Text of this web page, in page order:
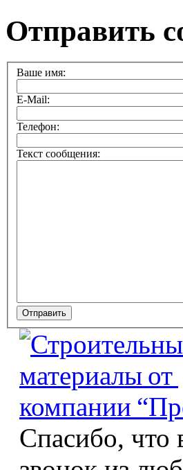
Отправить
Ваше имя:
E-Mail:
Телефон:
Текст сообщения:
Спасибо,